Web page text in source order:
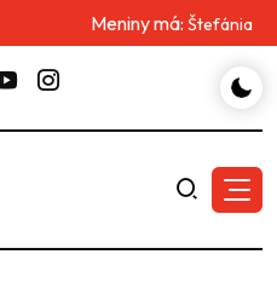
Meniny má: Štefánia